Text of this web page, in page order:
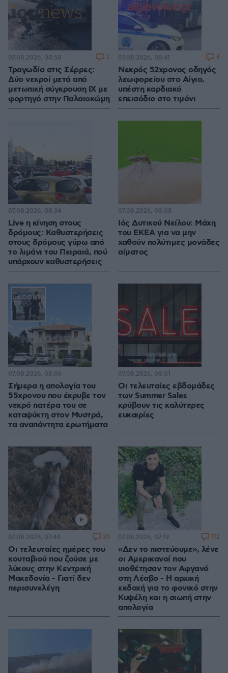
Τραγωδία στις Σέρρες:
Δύο νεκροί μετά από
μετωπική σύγκρουση ΙΧ με
φορτηγό στην Παλαιοκώμη
07.08.2026, 08:58 2
Νεκρός 52χρονος οδηγός
λεωφορείου στο Αίγιο,
υπέστη καρδιακό
επεισόδιο στο τιμόνι
07.08.2026, 08:41 4
Live η κίνηση στους
δρόμους: Καθυστερήσεις
στους δρόμους γύρω από
το λιμάνι του Πειραιά, πού
υπάρχουν καθυστερήσεις
07.08.2026, 08:34
Ιός Δυτικού Νείλου: Μάχη
του ΕΚΕΑ για να μην
χαθούν πολύτιμες μονάδες
αίματος
07.08.2026, 08:08
Σήμερα η απολογία του
55χρονου που έκρυβε τον
νεκρό πατέρα του σε
καταψύκτη στον Μυστρά,
τα αναπάντητα ερωτήματα
07.08.2026, 08:06
Οι τελευταίες εβδομάδες
των Summer Sales
κρύβουν τις καλύτερες
ευκαιρίες
07.08.2026, 08:01
Οι τελευταίες ημέρες του
κουταβιού που ζούσε με
λύκους στην Κεντρική
Μακεδονία - Γιατί δεν
περισυνελέγη
07.08.2026, 07:44 26
«Δεν το πιστεύουμε», λένε
οι Αμερικανοί που
υιοθέτησαν τον Αφγανό
στη Λέσβο - Η αρχική
εκδοχή για το φονικό στην
Κυψέλη και η σιωπή στην
απολογία
07.08.2026, 07:19 112